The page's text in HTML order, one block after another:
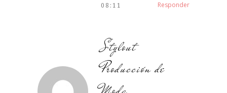
08:11
Responder
Stylout
Producción de